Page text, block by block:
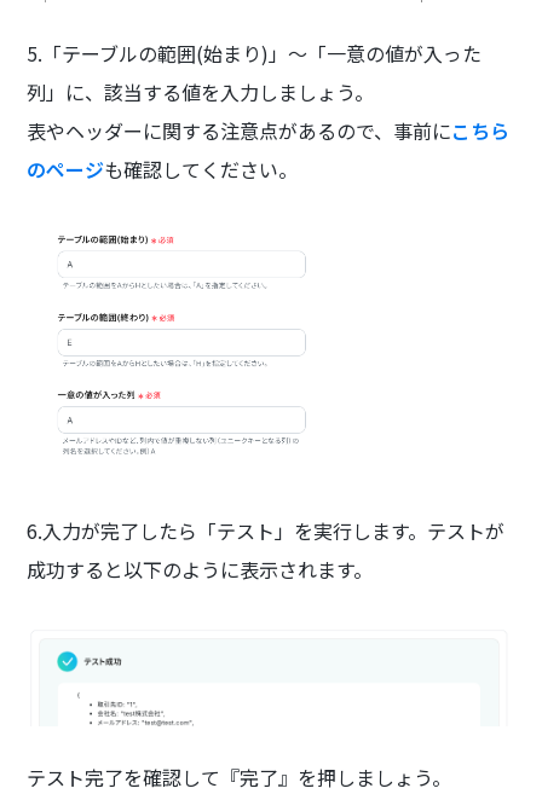
5.「テーブルの範囲(始まり)」〜「一意の値が入った
列」に、該当する値を入力しましょう。
表やヘッダーに関する注意点があるので、事前にこちら
のページも確認してください。
6.入力が完了したら「テスト」を実行します。テストが
成功すると以下のように表示されます。
テスト完了を確認して『完了』を押しましょう。